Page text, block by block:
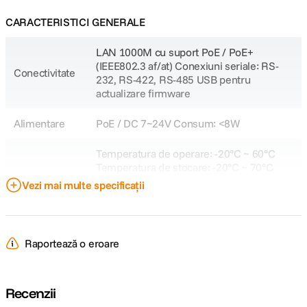
CARACTERISTICI GENERALE
Conectivitate
LAN 1000M cu suport PoE / PoE+
(IEEE802.3 af/at) Conexiuni seriale: RS-
232, RS-422, RS-485 USB pentru
actualizare firmware
Alimentare PoE / DC 7~24V Consum: <8W
Alte
Temperatura de operare: -20°C ~ 60°C
Dimensiuni: 340 x 195 x 49.5 mm
(standard) / 340 x 195 x 110.2 mm (cu
Vezi mai multe specificații
Raportează o eroare
Recenzii